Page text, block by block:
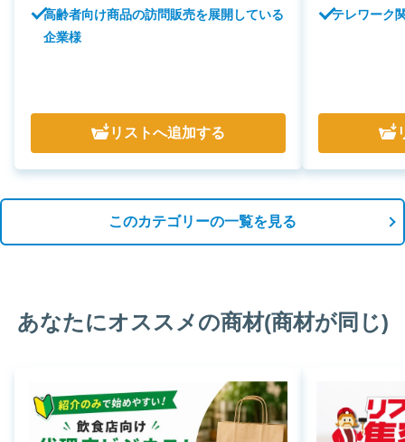
高齢者向け商品の訪問販売を展開している
企業様
リストへ追加する
テレワーク
このカテゴリーの一覧を見る
あなたにオススメの商材(商材が同じ)